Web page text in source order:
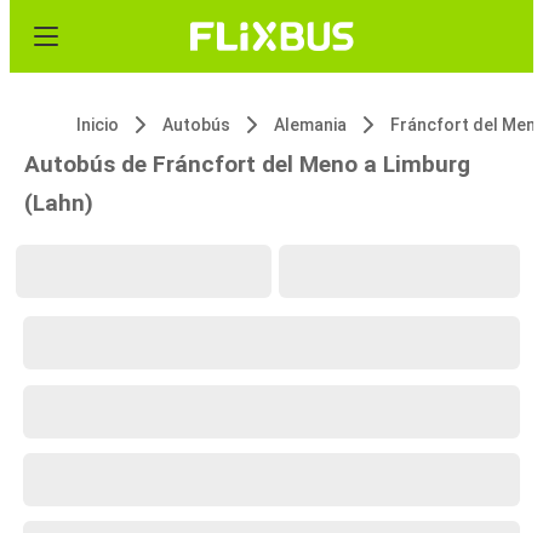
Inicio Autobús Alemania Fráncfort del
Autobús de Fráncfort del Meno a Limburg
(Lahn)